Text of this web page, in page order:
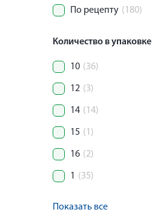
По рецепту (180)
Количество в упаковке
10 (36)
12 (3)
14 (14)
15 (1)
16 (2)
1 (35)
Показать все